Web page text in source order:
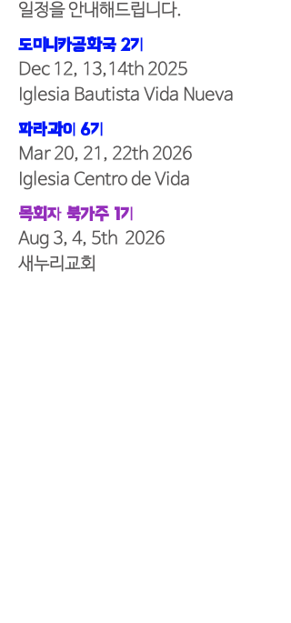
일정을 안내해드립니다.
도미니카공화국 2기
Dec 12, 13,14th 2025
​Iglesia Bautista Vida Nueva
파라과이 6기
Mar 20, 21, 22th 2026
​Iglesia Centro de Vida
목회자 북가주 1기
Aug 3, 4, 5th 2026
새누리교회